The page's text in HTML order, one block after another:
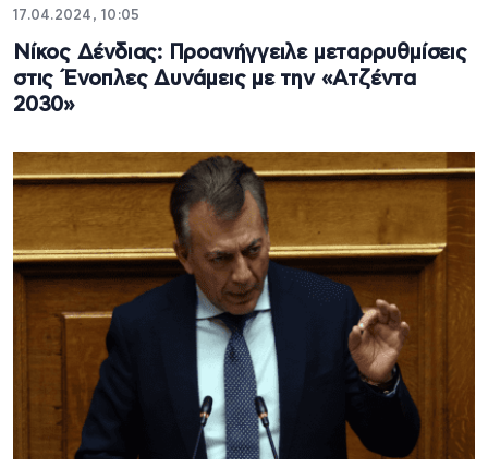
17.04.2024, 10:05
Νίκος Δένδιας: Προανήγγειλε μεταρρυθμίσεις
στις Ένοπλες Δυνάμεις με την «Ατζέντα
2030»